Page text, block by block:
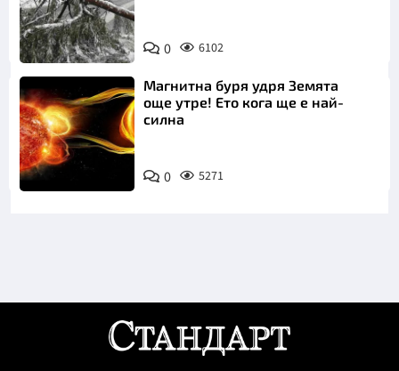
0 6102
Магнитна буря удря Земята
още утре! Ето кога ще е най-
силна
0 5271